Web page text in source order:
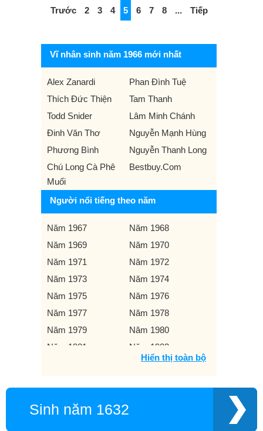
Trước 2 3 4 5 6 7 8 ... Tiếp
Vĩ nhân sinh năm 1966 mới nhất
Alex Zanardi
Phan Đình Tuệ
Thích Đức Thiện
Tam Thanh
Todd Snider
Lâm Minh Chánh
Đinh Văn Thơ
Nguyễn Mạnh Hùng
Phương Bình
Nguyễn Thanh Long
Chú Long Cà Phê
Muối
Bestbuy.Com
Người nổi tiếng theo năm
Năm 1967
Năm 1968
Năm 1969
Năm 1970
Năm 1971
Năm 1972
Năm 1973
Năm 1974
Năm 1975
Năm 1976
Năm 1977
Năm 1978
Năm 1979
Năm 1980
Năm 1981
Năm 1982
Năm 1984
Năm 1989
Hiển thị toàn bộ
Sinh năm 1632